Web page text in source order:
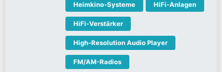
Heimkino-Systeme HiFi-Anlagen
HiFi-Verstärker
High-Resolution Audio Player
FM/AM-Radios